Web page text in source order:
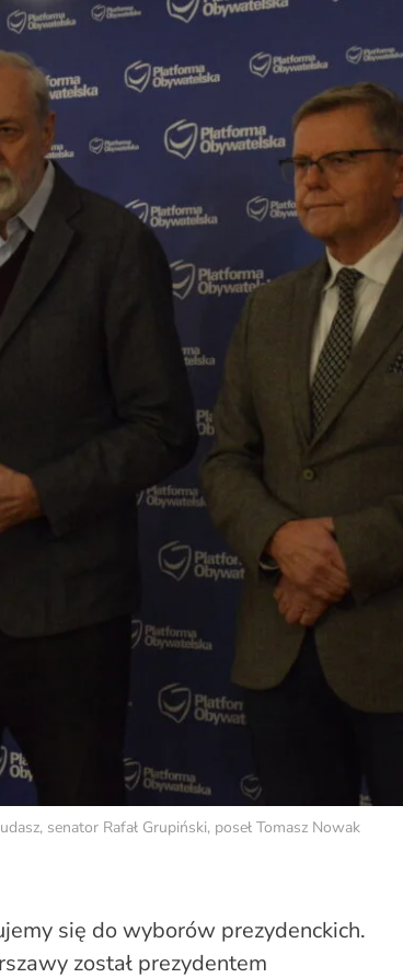
senator Rafał Grupiński, poseł Tomasz Nowak
się do wyborów prezydenckich.
został prezydentem